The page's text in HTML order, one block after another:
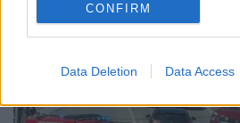
CONFIRM
Data Deletion Data Access